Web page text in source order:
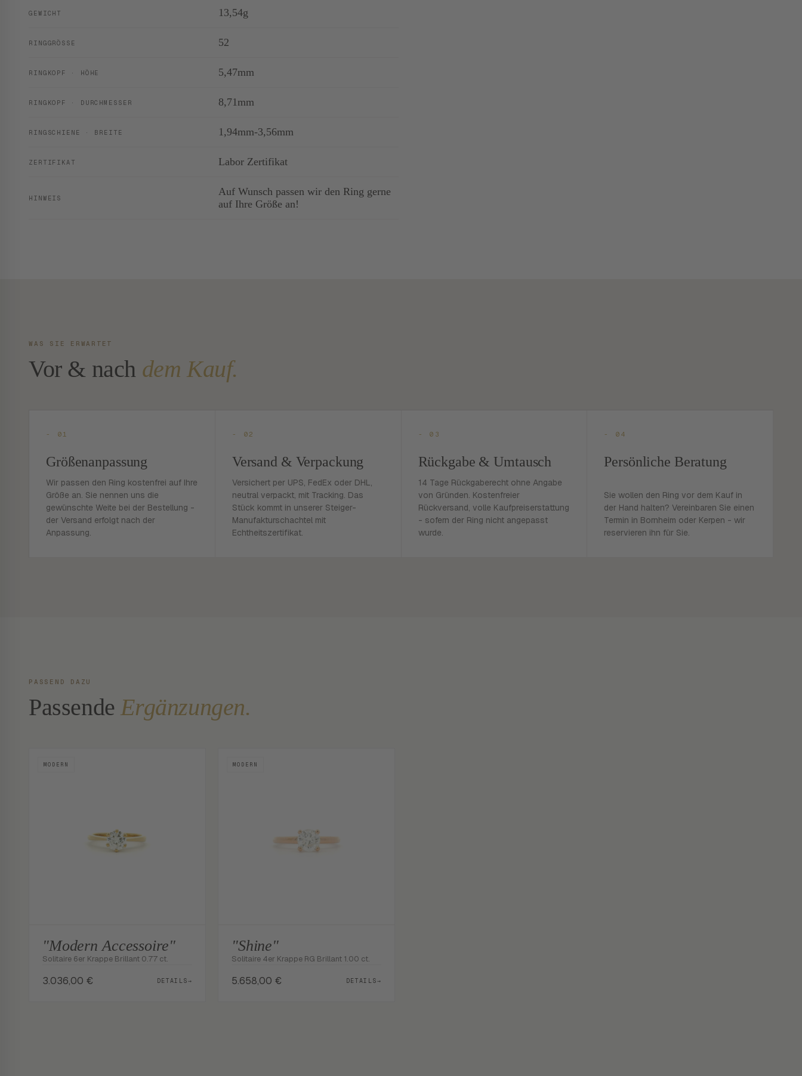
GEWICHT 13,54g
RINGGRÖSSE 52
RINGKOPF · HÖHE 5,47mm
RINGKOPF · DURCHMESSER 8,71mm
RINGSCHIENE · BREITE 1,94mm-3,56mm
ZERTIFIKAT Labor Zertifikat
HINWEIS
Auf Wunsch passen wir den Ring gerne
auf Ihre Größe an!
WAS SIE ERWARTET
Vor & nach dem Kauf.
- 01
Größenanpassung
Wir passen den Ring kostenfrei auf Ihre
Größe an. Sie nennen uns die
gewünschte Weite bei der Bestellung -
der Versand erfolgt nach der
Anpassung.
- 02
Versand & Verpackung
Versichert per UPS, FedEx oder DHL,
neutral verpackt, mit Tracking. Das
Stück kommt in unserer Steiger-
Manufakturschachtel mit
Echtheitszertifikat.
- 03
Rückgabe & Umtausch
14 Tage Rückgaberecht ohne Angabe
von Gründen. Kostenfreier
Rückversand, volle Kaufpreiserstattung
- sofern der Ring nicht angepasst
wurde.
- 04
Persönliche Beratung
Sie wollen den Ring vor dem Kauf in
der Hand halten? Vereinbaren Sie einen
Termin in Bornheim oder Kerpen - wir
reservieren ihn für Sie.
PASSEND DAZU
PassendeErgänzungen.
MODERN
"Modern Accessoire"
Solitaire 6er Krappe Brillant 0.77 ct.
3.036,00 € DETAILS→
MODERN
"Shine"
Solitaire 4er Krappe RG Brillant 1.00 ct.
5.658,00 € DETAILS→